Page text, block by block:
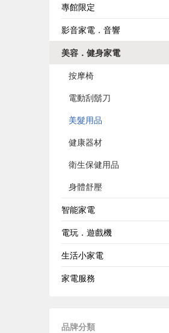
專館限定
影音家電．音響
美容．健身家電
按摩椅
電動刮鬍刀
美髮用品
健康器材
衛生保健用品
身體舒壓
智能家電
電玩．遊戲機
生活小家電
家電服務
品牌分類